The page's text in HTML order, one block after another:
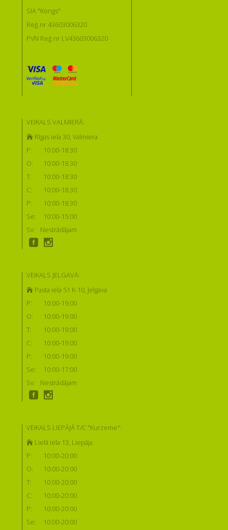
SIA "Kongs"
Reģ.nr 43603006320
PVN Reģ.nr LV43603006320
VEIKALS VALMIERĀ:
Rīgas iela 30, Valmiera
P:
10:00-18:30
O:
10:00-18:30
T:
10:00-18:30
C:
10:00-18:30
P:
10:00-18:30
Se:
10:00-15:00
Sv:
Nestrādājam
VEIKALS JELGAVĀ:
Pasta iela 51 K-10, Jelgava
P:
10:00-19:00
O:
10:00-19:00
T:
10:00-19:00
C:
10:00-19:00
P:
10:00-19:00
Se:
10:00-17:00
Sv:
Nestrādājam
VEIKALS LIEPĀJĀ T/C "Kurzeme":
Lielā iela 13, Liepāja
P:
10:00-20:00
O:
10:00-20:00
T:
10:00-20:00
C:
10:00-20:00
P:
10:00-20:00
Se:
10:00-20:00